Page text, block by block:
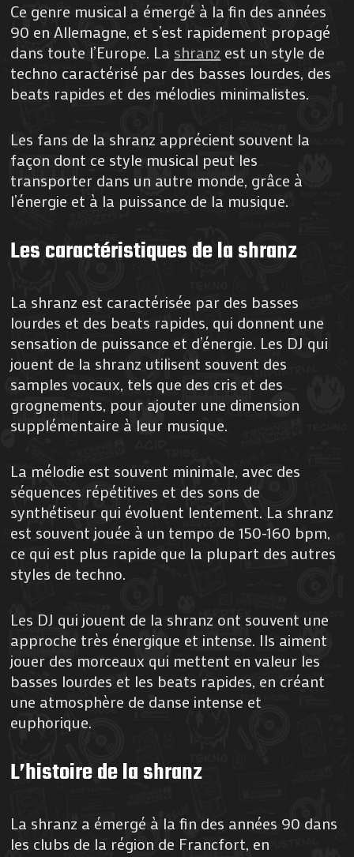
Ce genre musical a émergé à la fin des années
90 en Allemagne, et s’est rapidement propagé
dans toute l’Europe. La shranz est un style de
techno caractérisé par des basses lourdes, des
beats rapides et des mélodies minimalistes.
Les fans de la shranz apprécient souvent la
façon dont ce style musical peut les
transporter dans un autre monde, grâce à
l’énergie et à la puissance de la musique.
Les caractéristiques de la shranz
La shranz est caractérisée par des basses
lourdes et des beats rapides, qui donnent une
sensation de puissance et d’énergie. Les DJ qui
jouent de la shranz utilisent souvent des
samples vocaux, tels que des cris et des
grognements, pour ajouter une dimension
supplémentaire à leur musique.
La mélodie est souvent minimale, avec des
séquences répétitives et des sons de
synthétiseur qui évoluent lentement. La shranz
est souvent jouée à un tempo de 150-160 bpm,
ce qui est plus rapide que la plupart des autres
styles de techno.
Les DJ qui jouent de la shranz ont souvent une
approche très énergique et intense. Ils aiment
jouer des morceaux qui mettent en valeur les
basses lourdes et les beats rapides, en créant
une atmosphère de danse intense et
euphorique.
L’histoire de la shranz
La shranz a émergé à la fin des années 90 dans
les clubs de la région de Francfort, en